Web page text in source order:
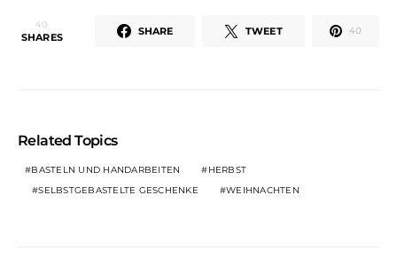
40
SHARES SHARE TWEET 40
Related Topics
BASTELN UND HANDARBEITEN
HERBST
SELBSTGEBASTELTE GESCHENKE
WEIHNACHTEN